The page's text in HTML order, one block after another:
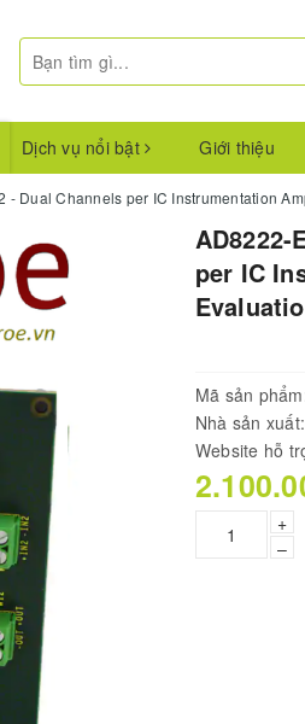
Dịch vụ nổi bật Giới thiệu
- Dual Channels per IC Instrumentation
AD8222-
per IC
Mã sản
Nhà sản xuất:
Website hỗ
+
–